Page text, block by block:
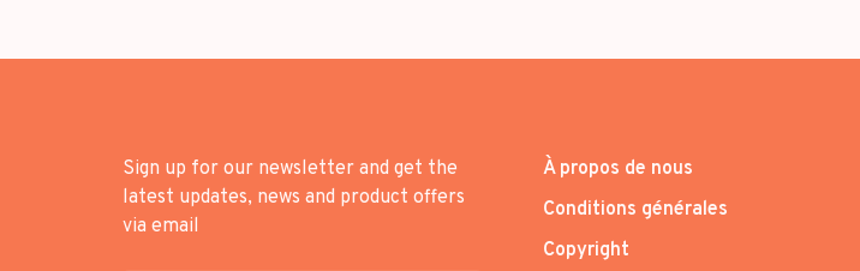
Sign up for our newsletter and get the
latest updates, news and product offers
via email
À propos de nous
Conditions générales
Copyright